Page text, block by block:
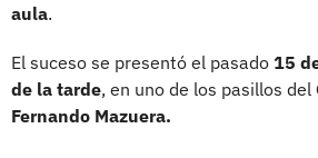
aula.
El suceso se presentó el pasado 15
de la tarde, en uno de los pasillos del
Fernando Mazuera.